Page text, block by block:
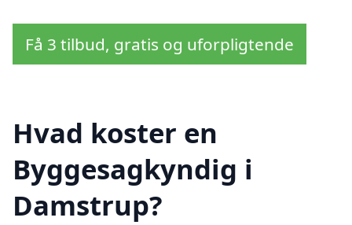
Få 3 tilbud, gratis og uforpligtende
Hvad koster en
Byggesagkyndig i
Damstrup?